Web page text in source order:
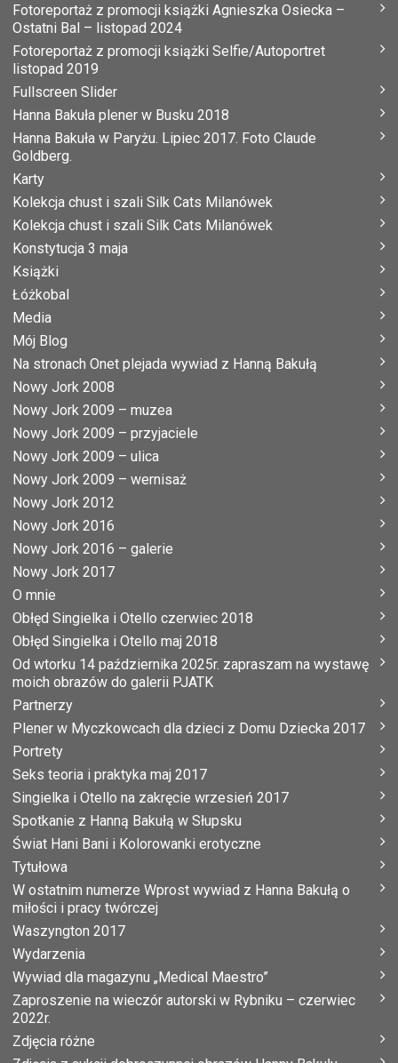
Fotoreportaż z promocji książki Agnieszka Osiecka –
Ostatni Bal – listopad 2024
Fotoreportaż z promocji książki Selfie/Autoportret
listopad 2019
Fullscreen Slider
Hanna Bakuła plener w Busku 2018
Hanna Bakuła w Paryżu. Lipiec 2017. Foto Claude
Goldberg.
Karty
Kolekcja chust i szali Silk Cats Milanówek
Kolekcja chust i szali Silk Cats Milanówek
Konstytucja 3 maja
Książki
Łóżkobal
Media
Mój Blog
Na stronach Onet plejada wywiad z Hanną Bakułą
Nowy Jork 2008
Nowy Jork 2009 – muzea
Nowy Jork 2009 – przyjaciele
Nowy Jork 2009 – ulica
Nowy Jork 2009 – wernisaż
Nowy Jork 2012
Nowy Jork 2016
Nowy Jork 2016 – galerie
Nowy Jork 2017
O mnie
Obłęd Singielka i Otello czerwiec 2018
Obłęd Singielka i Otello maj 2018
Od wtorku 14 października 2025r. zapraszam na wystawę
moich obrazów do galerii PJATK
Partnerzy
Plener w Myczkowcach dla dzieci z Domu Dziecka 2017
Portrety
Seks teoria i praktyka maj 2017
Singielka i Otello na zakręcie wrzesień 2017
Spotkanie z Hanną Bakułą w Słupsku
Świat Hani Bani i Kolorowanki erotyczne
Tytułowa
W ostatnim numerze Wprost wywiad z Hanna Bakułą o
miłości i pracy twórczej
Waszyngton 2017
Wydarzenia
Wywiad dla magazynu „Medical Maestro”
Zaproszenie na wieczór autorski w Rybniku – czerwiec
2022r.
Zdjęcia różne